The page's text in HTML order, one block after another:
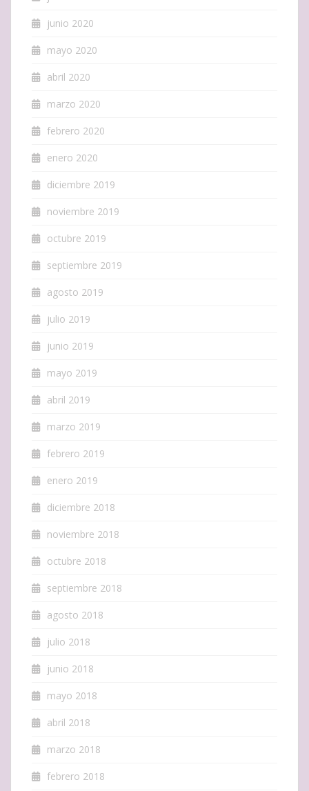
junio 2020
mayo 2020
abril 2020
marzo 2020
febrero 2020
enero 2020
diciembre 2019
noviembre 2019
octubre 2019
septiembre 2019
agosto 2019
julio 2019
junio 2019
mayo 2019
abril 2019
marzo 2019
febrero 2019
enero 2019
diciembre 2018
noviembre 2018
octubre 2018
septiembre 2018
agosto 2018
julio 2018
junio 2018
mayo 2018
abril 2018
marzo 2018
febrero 2018